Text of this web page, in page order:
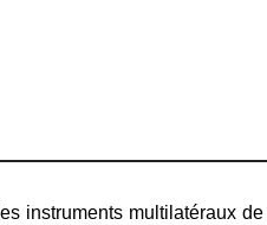
instruments multilatéraux